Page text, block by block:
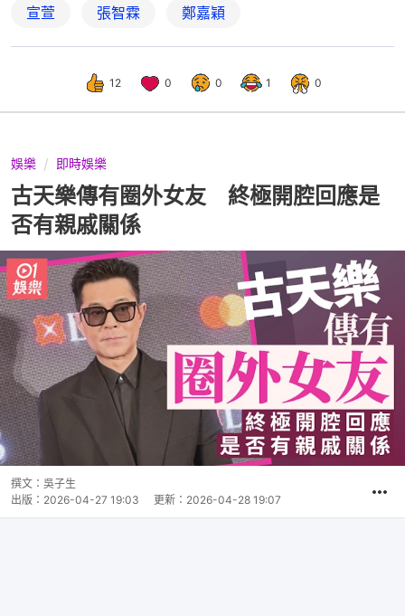
宣萱 張智霖 鄭嘉穎
12 0 0 1 0
娛樂 即時娛樂
古天樂傳有圈外女友 終極開腔回應是
否有親戚關係
撰文： 吳子生
出版： 2026-04-27 19:03 更新： 2026-04-28 19:07